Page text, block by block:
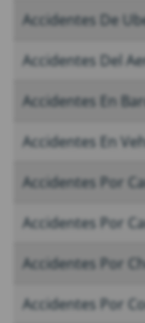
Accidentes De
Accidentes Del
Accidentes En
Accidentes En
Accidentes Por
Accidentes Por
Accidentes Por
Accidentes Por